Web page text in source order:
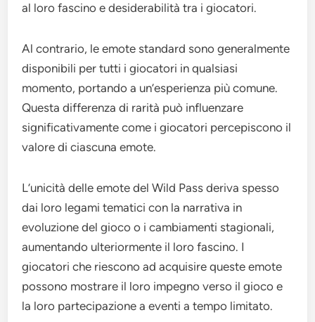
al loro fascino e desiderabilità tra i giocatori.
Al contrario, le emote standard sono generalmente
disponibili per tutti i giocatori in qualsiasi
momento, portando a un’esperienza più comune.
Questa differenza di rarità può influenzare
significativamente come i giocatori percepiscono il
valore di ciascuna emote.
L’unicità delle emote del Wild Pass deriva spesso
dai loro legami tematici con la narrativa in
evoluzione del gioco o i cambiamenti stagionali,
aumentando ulteriormente il loro fascino. I
giocatori che riescono ad acquisire queste emote
possono mostrare il loro impegno verso il gioco e
la loro partecipazione a eventi a tempo limitato.